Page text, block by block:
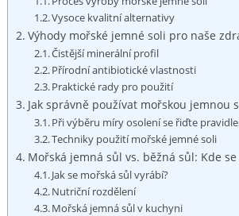
Vysoce kvalitní alternativy
Výhody mořské jemné soli pro naše
Čistější minerální profil
Přírodní antibiotické vlastnosti
Praktické rady pro použití
Jak správně používat mořskou jemnou
Při výběru míry osolení se řiďte
Techniky použití mořské jemné soli
Mořská jemná sůl vs. běžná sůl: Kde
Jak se mořská sůl vyrábí?
Nutriční rozdělení
Mořská jemná sůl v kuchyni